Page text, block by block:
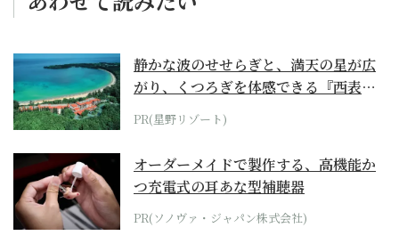
静かな波のせせらぎと、満天の星が広
がり、くつろぎを体感できる『西表島
ホテル by...
PR(星野リゾート)
オーダーメイドで製作する、高機能か
つ充電式の耳あな型補聴器
PR(ソノヴァ・ジャパン株式会社)